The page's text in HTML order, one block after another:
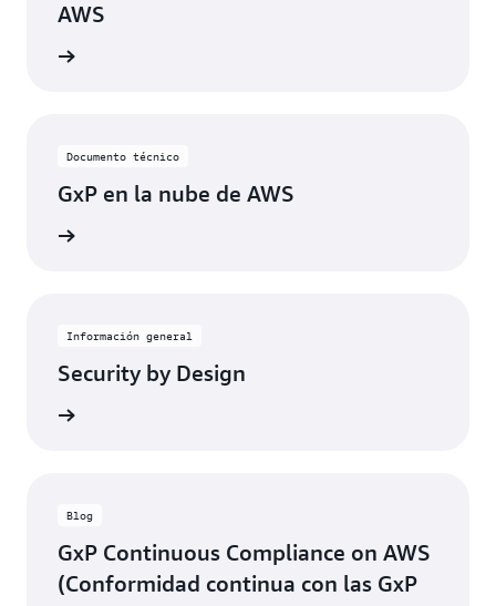
AWS
Documento técnico
GxP en la nube de AWS
Información general
Security by Design
Blog
GxP Continuous Compliance on AWS
(Conformidad continua con las GxP